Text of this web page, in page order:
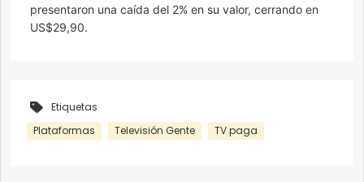
presentaron una caída del 2% en su valor, cerrando en
US$29,90.
Etiquetas
Plataformas
Televisión Gente TV paga